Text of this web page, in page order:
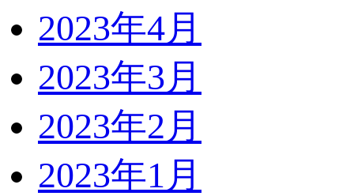
2023年4月
2023年3月
2023年2月
2023年1月